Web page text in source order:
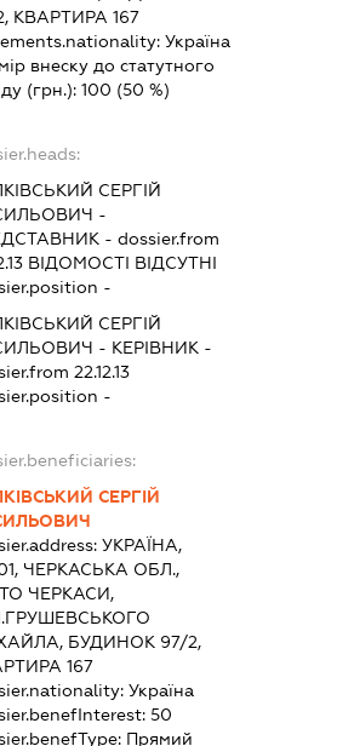
КВАРТИРА 167
Україна
внеску до статутного
(грн.):100 (50 %)
СЕРГІЙ
-
- dossier.from
ВІДОМОСТІ ВІДСУТНІ
-
СЕРГІЙ
- КЕРІВНИК -
22.12.13
-
СЕРГІЙ
УКРАЇНА,
ЧЕРКАСЬКА ОБЛ.,
ЧЕРКАСИ,
БУДИНОК 97/2,
167
Україна
50
Прямий